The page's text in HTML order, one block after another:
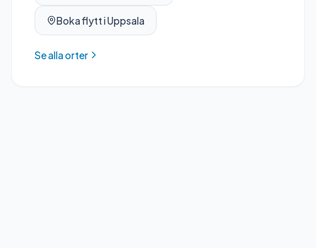
Boka flytt i Uppsala
Se alla orter